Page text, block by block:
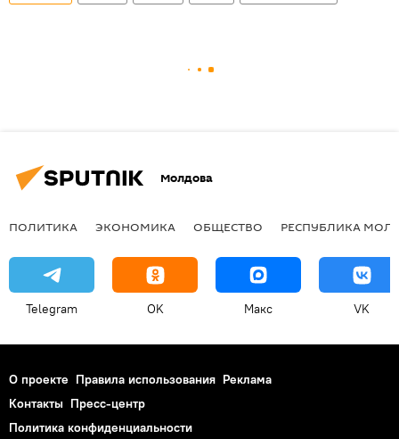
Молдова
ПОЛИТИКА ЭКОНОМИКА ОБЩЕСТВО РЕСПУБЛИКА
Telegram OK Макс VK
О проекте Правила использования Реклама
Контакты Пресс-центр
Политика конфиденциальности